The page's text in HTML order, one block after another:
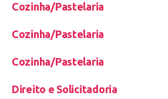
Cozinha/Pastelaria
Cozinha/Pastelaria
Cozinha/Pastelaria
Direito e Solicitadoria